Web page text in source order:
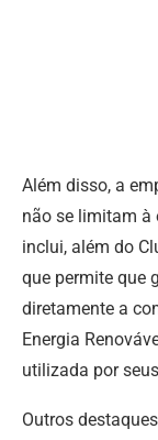
Além disso, a
não se limitam à
inclui, além do
que permite que
diretamente a
Energia
utilizada por
Outros